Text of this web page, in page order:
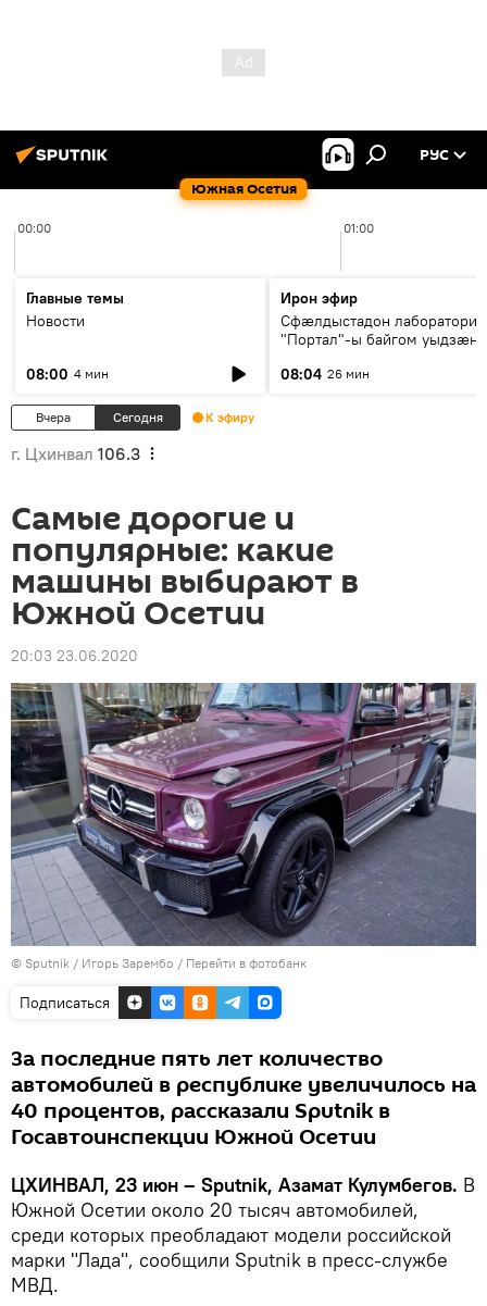
Южная Осетия
РУС
00:00 01:00
Главные темы
Новости
08:00 4 мин
Ирон эфир
Сфæлдыстадон лаборатори
"Портал"-ы байгом уыдзæн
Æхсары куыстыты равдыст
08:04 26 мин
Вчера Сегодня К эфиру
г. Цхинвал 106.3
Самые дорогие и
популярные: какие
машины выбирают в
Южной Осетии
20:03 23.06.2020
© Sputnik / Игорь Зарембо / Перейти в фотобанк
Подписаться
За последние пять лет количество
автомобилей в республике увеличилось на
40 процентов, рассказали Sputnik в
Госавтоинспекции Южной Осетии
ЦХИНВАЛ, 23 июн – Sputnik, Азамат Кулумбегов. В
Южной Осетии около 20 тысяч автомобилей,
среди которых преобладают модели российской
марки "Лада", сообщили Sputnik в пресс-службе
МВД.